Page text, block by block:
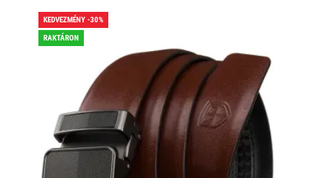
KEDVEZMÉNY -30%
RAKTÁRON